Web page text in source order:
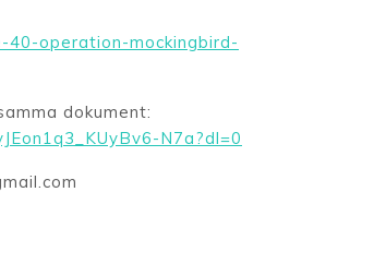
operation-mockingbird-
dokument:
N7a?dl=0